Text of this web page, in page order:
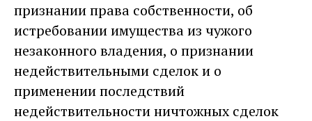
признании права собственности, об
истребовании имущества из чужого
незаконного владения, о признании
недействительными сделок и о
применении последствий
недействительности ничтожных сделок